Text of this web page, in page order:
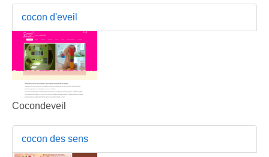
cocon d'eveil
Cocondeveil
cocon des sens